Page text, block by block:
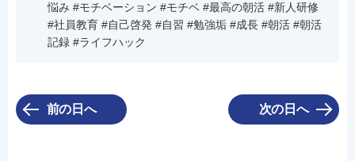
悩み #モチベーション #モチベ #最高の朝活 #新人研修
#社員教育 #自己啓発 #自習 #勉強垢 #成長 #朝活 #朝活
記録 #ライフハック
前の日へ 次の日へ